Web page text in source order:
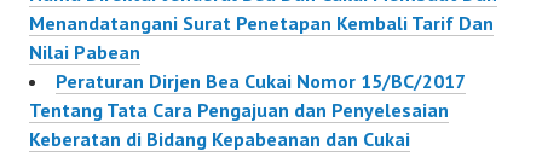
Menandatangani Surat Penetapan Kembali Tarif Dan
Nilai Pabean
Peraturan Dirjen Bea Cukai Nomor 15/BC/2017
Tentang Tata Cara Pengajuan dan Penyelesaian
Keberatan di Bidang Kepabeanan dan Cukai